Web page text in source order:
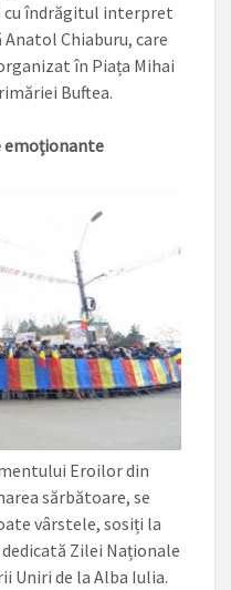
cu îndrăgitul interpret
Chiaburu, care
în Piața Mihai
Buftea.
emoționante
Eroilor din
sărbătoa­re, se
vârstele, sosiți la
Zilei Naționale
Uniri de la Alba Iulia.